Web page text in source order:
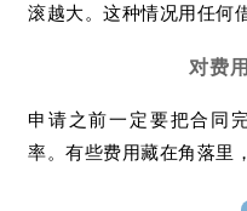
滚越大。这种情况用任何
对费
申请之前一定要把合同
率。有些费用藏在角落里